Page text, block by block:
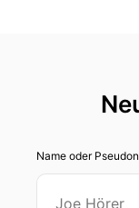
Name oder